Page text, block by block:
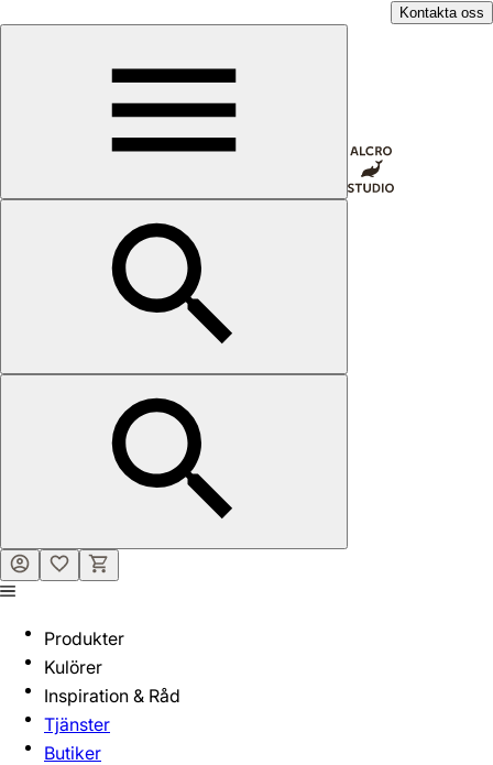
Kontakta oss
Produkter
Kulörer
Inspiration & Råd
Tjänster
Butiker